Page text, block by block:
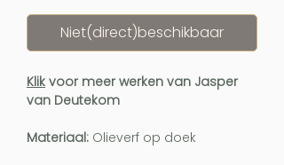
Niet(direct)beschikbaar
Klik voor meer werken van Jasper
van Deutekom
Materiaal: Olieverf op doek